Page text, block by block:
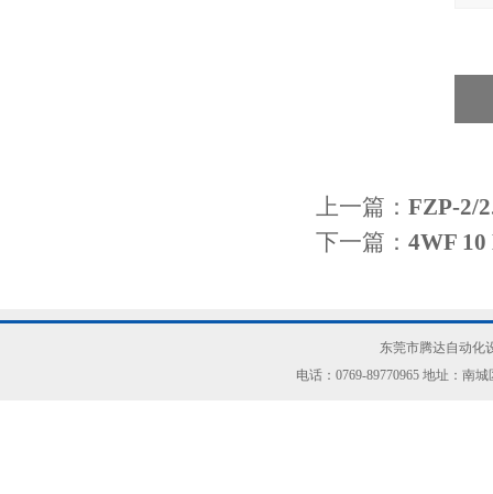
上一篇： FZP-2/
下一篇： 4WF
东莞市腾达自动化
电话：0769-89770965 地址：南